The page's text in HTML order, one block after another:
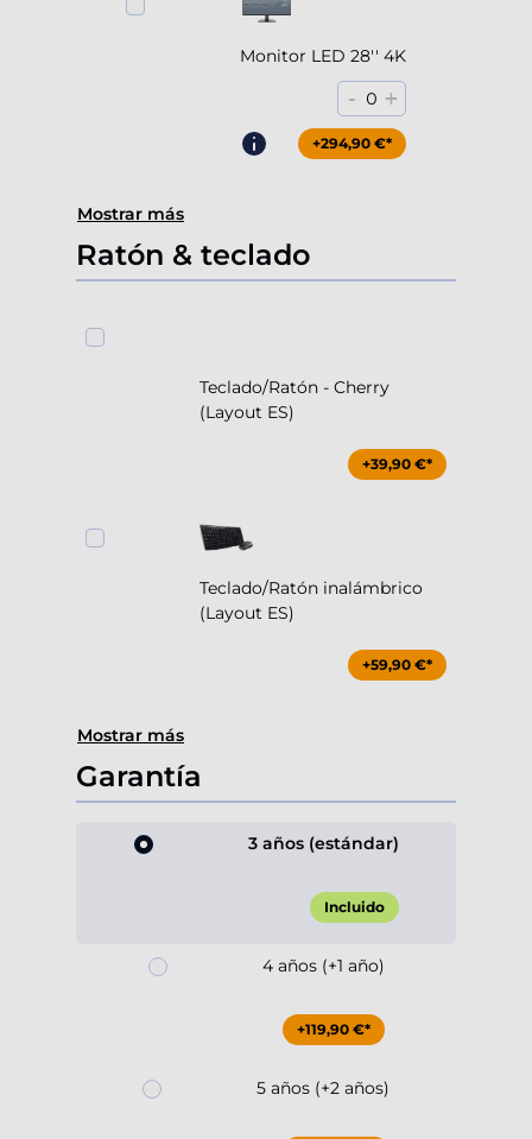
Monitor LED 28'' 4K
- 0 +
+294,90 €*
Mostrar más
Ratón & teclado
Teclado/Ratón - Cherry
(Layout ES)
+39,90 €*
Teclado/Ratón inalámbrico
(Layout ES)
+59,90 €*
Mostrar más
Garantía
3 años (estándar)
Incluido
4 años (+1 año)
+119,90 €*
5 años (+2 años)